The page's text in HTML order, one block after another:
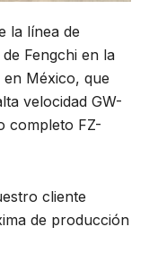
la línea de
Fengchi en la
México, que
velocidad GW-
completo FZ-
cliente
de producción